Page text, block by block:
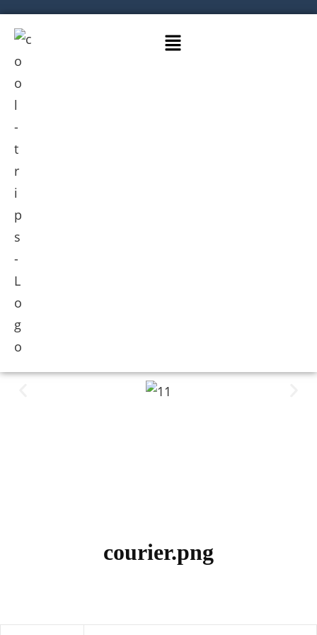
courier.png